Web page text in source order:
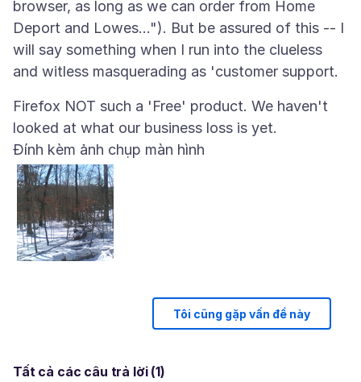
browser, as long as we can order from Home
Deport and Lowes..."). But be assured of this -- I
will say something when I run into the clueless
Firefox NOT such a 'Free' product. We haven't
Đính kèm ảnh chụp màn hình
Tôi cũng gặp vấn đề này
Tất cả các câu trả lời (1)